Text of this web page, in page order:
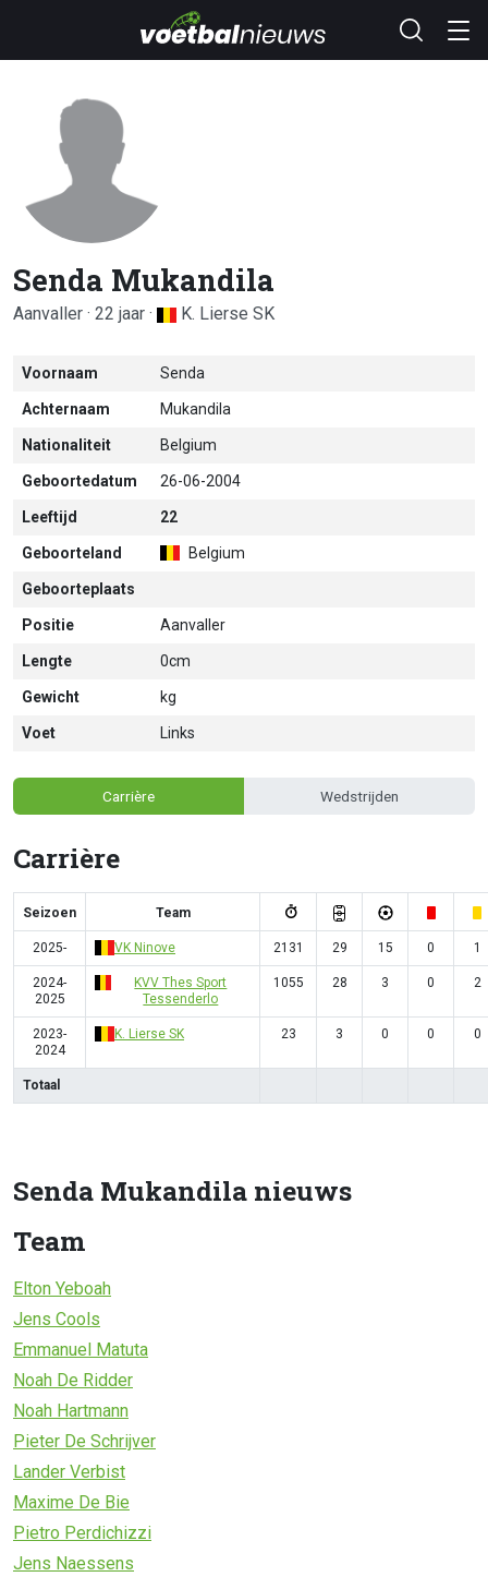
Senda Mukandila
Aanvaller · 22 jaar · K. Lierse SK
Voornaam Senda
Achternaam Mukandila
Nationaliteit Belgium
Geboortedatum 26-06-2004
Leeftijd 22
Geboorteland Belgium
Geboorteplaats
Positie Aanvaller
Lengte 0cm
Gewicht kg
Voet Links
Carrière Wedstrijden
Carrière
Seizoen Team
2025- VK Ninove 2131 29 15 0 1
2024-
2025
KVV Thes Sport
Tessenderlo
1055 28 3 0 2
2023-
2024
K. Lierse SK 23 3 0 0 0
Totaal
Senda Mukandila nieuws
Team
Elton Yeboah
Jens Cools
Emmanuel Matuta
Noah De Ridder
Noah Hartmann
Pieter De Schrijver
Lander Verbist
Maxime De Bie
Pietro Perdichizzi
Jens Naessens